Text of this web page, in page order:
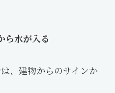
ら水が入る
、建物からのサインか